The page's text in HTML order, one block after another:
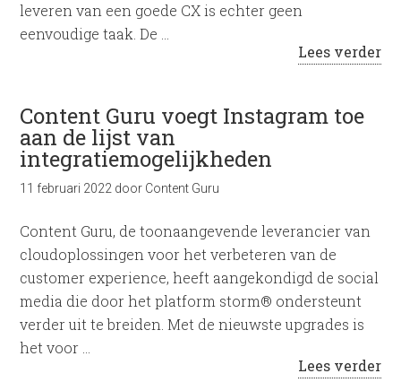
leveren van een goede CX is echter geen
eenvoudige taak. De …
Lees verder
Content Guru voegt Instagram toe
aan de lijst van
integratiemogelijkheden
11 februari 2022 door Content Guru
Content Guru, de toonaangevende leverancier van
cloudoplossingen voor het verbeteren van de
customer experience, heeft aangekondigd de social
media die door het platform storm® ondersteunt
verder uit te breiden. Met de nieuwste upgrades is
het voor …
Lees verder